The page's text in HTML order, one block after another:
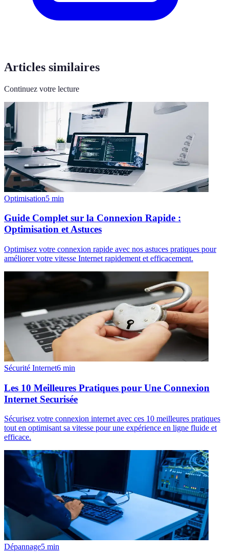
Articles similaires
Continuez votre lecture
Optimisation5 min
Guide Complet sur la Connexion Rapide :
Optimisation et Astuces
Optimisez votre connexion rapide avec nos astuces pratiques pour
améliorer votre vitesse Internet rapidement et efficacement.
Sécurité Internet6 min
Les 10 Meilleures Pratiques pour Une Connexion
Internet Securisée
Sécurisez votre connexion internet avec ces 10 meilleures pratiques
tout en optimisant sa vitesse pour une expérience en ligne fluide et
efficace.
Dépannage5 min